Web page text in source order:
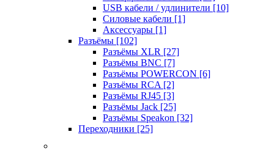
USB кабели / удлинители [10]
Силовые кабели [1]
Аксессуары [1]
Разъёмы [102]
Разъёмы XLR [27]
Разъёмы BNC [7]
Разъёмы POWERCON [6]
Разъёмы RCA [2]
Разъёмы RJ45 [3]
Разъёмы Jack [25]
Разъёмы Speakon [32]
Переходники [25]